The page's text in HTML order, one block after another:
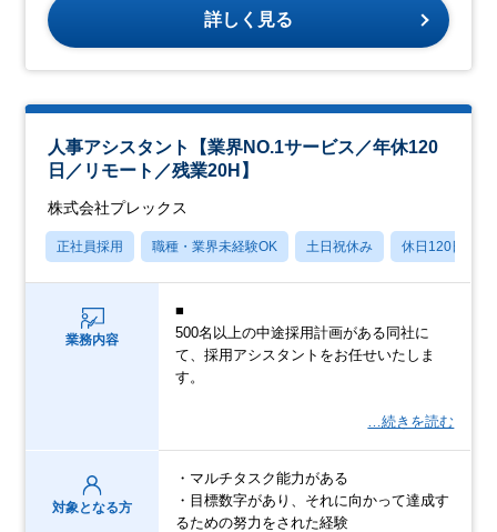
詳しく見る
人事アシスタント【業界NO.1サービス／年休120
日／リモート／残業20H】
株式会社プレックス
正社員採用 職種・業界未経験OK 土日祝休み 休日120日以上
業務内容
■
500名以上の中途採用計画がある同社に
て、採用アシスタントをお任せいたしま
す。
…続きを読む
対象となる方
・マルチタスク能力がある
・目標数字があり、それに向かって達成す
るための努力をされた経験